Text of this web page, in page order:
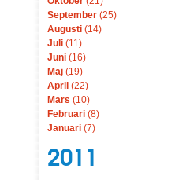
September (25)
Augusti (14)
Juli (11)
Juni (16)
Maj (19)
April (22)
Mars (10)
Februari (8)
Januari (7)
2011